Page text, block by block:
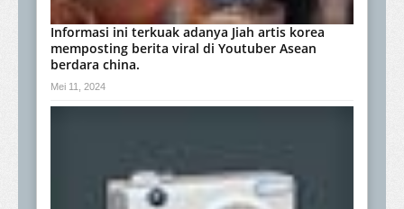
Informasi ini terkuak adanya Jiah artis korea
memposting berita viral di Youtuber Asean
berdara china.
Mei 11, 2024